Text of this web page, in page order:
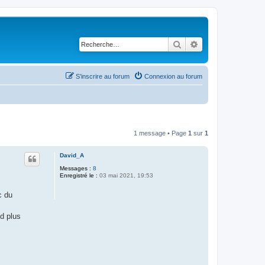
Rechercher
Connexion au forum
S’inscrire au forum
1 message • Page 1 sur 1
David_A
Messages : 8
Enregistré le : 03 mai 2021, 19:53
du
plus